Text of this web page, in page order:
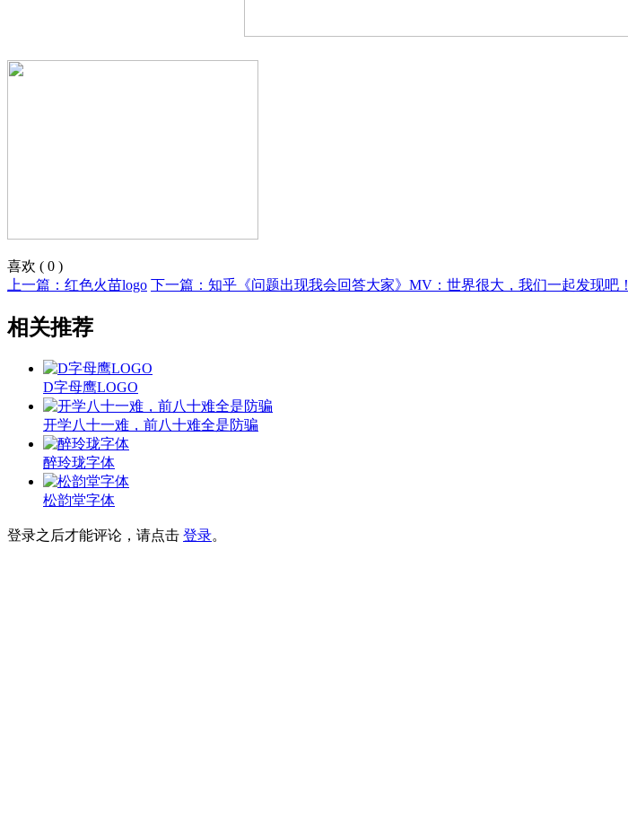
喜欢 ( 0 )
上一篇：红色火苗logo 下一篇：知乎《问题出现我会回答大家》MV：世界很大，我们一起发现吧！
相关推荐
D字母鹰LOGO
开学八十一难，前八十难全是防骗
醉玲珑字体
松韵堂字体
登录之后才能评论，请点击 登录。